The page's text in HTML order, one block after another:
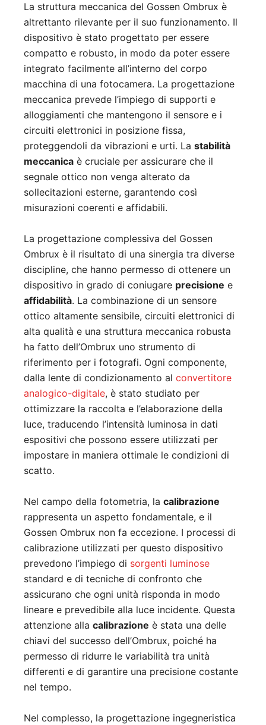
La struttura meccanica del Gossen Ombrux è
altrettanto rilevante per il suo funzionamento. Il
dispositivo è stato progettato per essere
compatto e robusto, in modo da poter essere
integrato facilmente all’interno del corpo
macchina di una fotocamera. La progettazione
meccanica prevede l’impiego di supporti e
alloggiamenti che mantengono il sensore e i
circuiti elettronici in posizione fissa,
proteggendoli da vibrazioni e urti. La stabilità
meccanica è cruciale per assicurare che il
segnale ottico non venga alterato da
sollecitazioni esterne, garantendo così
misurazioni coerenti e affidabili.
La progettazione complessiva del Gossen
Ombrux è il risultato di una sinergia tra diverse
discipline, che hanno permesso di ottenere un
dispositivo in grado di coniugare precisione e
affidabilità. La combinazione di un sensore
ottico altamente sensibile, circuiti elettronici di
alta qualità e una struttura meccanica robusta
ha fatto dell’Ombrux uno strumento di
riferimento per i fotografi. Ogni componente,
dalla lente di condizionamento al convertitore
analogico-digitale, è stato studiato per
ottimizzare la raccolta e l’elaborazione della
luce, traducendo l’intensità luminosa in dati
espositivi che possono essere utilizzati per
impostare in maniera ottimale le condizioni di
scatto.
Nel campo della fotometria, la calibrazione
rappresenta un aspetto fondamentale, e il
Gossen Ombrux non fa eccezione. I processi di
calibrazione utilizzati per questo dispositivo
prevedono l’impiego di sorgenti luminose
standard e di tecniche di confronto che
assicurano che ogni unità risponda in modo
lineare e prevedibile alla luce incidente. Questa
attenzione alla calibrazione è stata una delle
chiavi del successo dell’Ombrux, poiché ha
permesso di ridurre le variabilità tra unità
differenti e di garantire una precisione costante
nel tempo.
Nel complesso, la progettazione ingegneristica